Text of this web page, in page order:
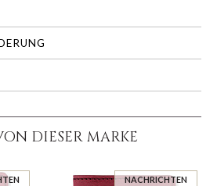
DIESER MARKE
NACHRICHTEN